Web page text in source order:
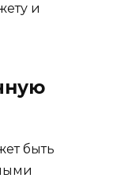
и
быть